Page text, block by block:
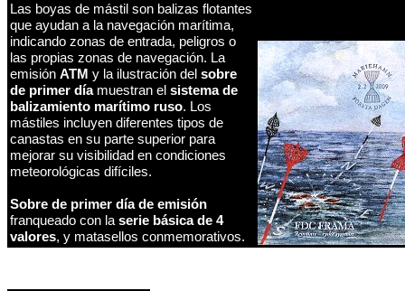
Las boyas de mástil son balizas flotantes
que ayudan a la navegación marítima,
indicando zonas de entrada, peligros o
las propias zonas de navegación. La
emisión ATM y la ilustración del sobre
de primer díamuestran el sistema de
balizamiento marítimo ruso. Los
mástiles incluyen diferentes tipos de
canastas en su parte superior para
mejorar su visibilidad en condiciones
meteorológicas difíciles.
Sobre de primer día de emisión
franqueado con la serie básica de 4
valores, y matasellos conmemorativos.